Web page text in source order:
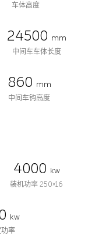
车体高度
24500 mm
中间车车体长度
860 mm
中间车钩高度
4000 kw
装机功率 250×16
kw
率